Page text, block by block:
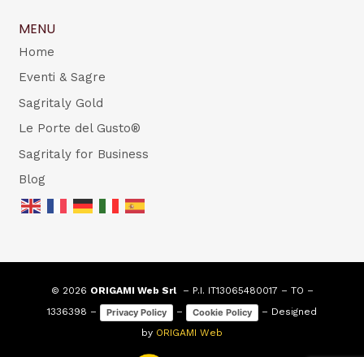
MENU
Home
Eventi & Sagre
Sagritaly Gold
Le Porte del Gusto®
Sagritaly for Business
Blog
© 2026 ORIGAMI Web Srl– P.I. IT13065480017 – TO –
1336398 –
Privacy Policy – Cookie Policy
– Designed
by ORIGAMI Web